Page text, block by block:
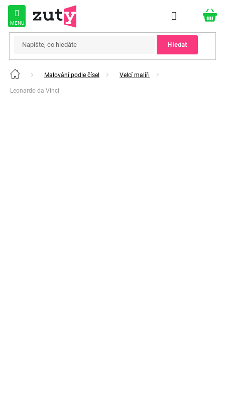
Přejít
obsah
Hledat
Domů Malování podle čísel Velcí malíři
Leonardo da Vinci